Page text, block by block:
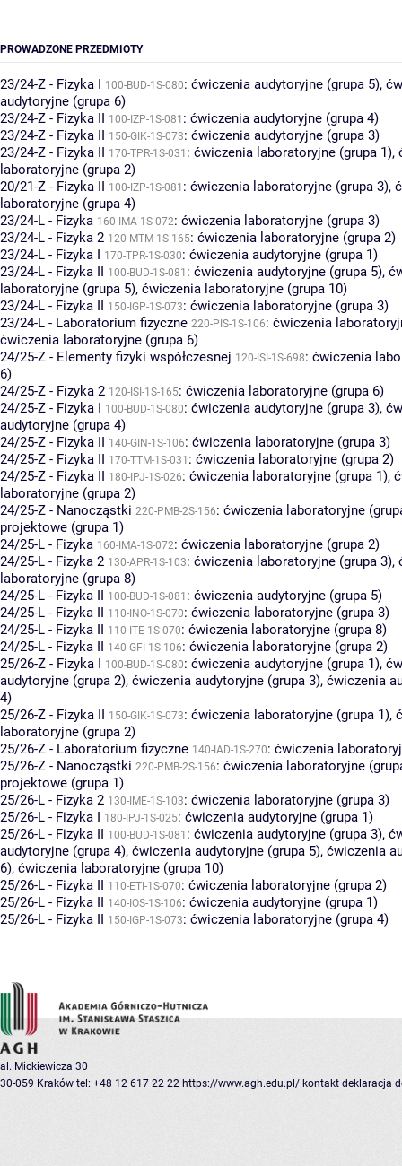
PROWADZONE PRZEDMIOTY
23/24-Z - Fizyka I 100-BUD-1S-080: ćwiczenia audytoryjne (grupa 5),
audytoryjne (grupa 6)
23/24-Z - Fizyka II 100-IZP-1S-081 : ćwiczenia audytoryjne (grupa 4)
23/24-Z - Fizyka II 150-GIK-1S-073: ćwiczenia audytoryjne (grupa 3)
23/24-Z - Fizyka II 170-TPR-1S-031 : ćwiczenia laboratoryjne (grupa 1),
laboratoryjne (grupa 2)
20/21-Z - Fizyka II 100-IZP-1S-081 : ćwiczenia laboratoryjne (grupa 3),
laboratoryjne (grupa 4)
23/24-L - Fizyka 160-IMA-1S-072: ćwiczenia laboratoryjne (grupa 3)
23/24-L - Fizyka 2 120-MTM-1S-165: ćwiczenia laboratoryjne (grupa 2)
23/24-L - Fizyka I 170-TPR-1S-030: ćwiczenia audytoryjne (grupa 1)
23/24-L - Fizyka II 100-BUD-1S-081 : ćwiczenia audytoryjne (grupa 5),
laboratoryjne (grupa 5), ćwiczenia laboratoryjne (grupa 10)
23/24-L - Fizyka II 150-IGP-1S-073: ćwiczenia laboratoryjne (grupa 3)
23/24-L - Laboratorium fizyczne 220-PIS-1S-106: ćwiczenia
ćwiczenia laboratoryjne (grupa 6)
24/25-Z - Elementy fizyki współczesnej 120-ISI-1S-698: ćwiczenia
6)
24/25-Z - Fizyka 2 120-ISI-1S-165: ćwiczenia laboratoryjne (grupa 6)
24/25-Z - Fizyka I 100-BUD-1S-080: ćwiczenia audytoryjne (grupa 3),
audytoryjne (grupa 4)
24/25-Z - Fizyka II 140-GIN-1S-106: ćwiczenia laboratoryjne (grupa 3)
24/25-Z - Fizyka II 170-TTM-1S-031 : ćwiczenia laboratoryjne (grupa 2)
24/25-Z - Fizyka II 180-IPJ-1S-026: ćwiczenia laboratoryjne (grupa 1),
laboratoryjne (grupa 2)
24/25-Z - Nanocząstki 220-PMB-2S-156: ćwiczenia laboratoryjne
projektowe (grupa 1)
24/25-L - Fizyka 160-IMA-1S-072: ćwiczenia laboratoryjne (grupa 2)
24/25-L - Fizyka 2 130-APR-1S-103: ćwiczenia laboratoryjne (grupa 3),
laboratoryjne (grupa 8)
24/25-L - Fizyka II 100-BUD-1S-081 : ćwiczenia audytoryjne (grupa 5)
24/25-L - Fizyka II 110-INO-1S-070: ćwiczenia laboratoryjne (grupa 3)
24/25-L - Fizyka II 110-ITE-1S-070: ćwiczenia laboratoryjne (grupa 8)
24/25-L - Fizyka II 140-GFI-1S-106: ćwiczenia laboratoryjne (grupa 2)
25/26-Z - Fizyka I 100-BUD-1S-080: ćwiczenia audytoryjne (grupa 1),
audytoryjne (grupa 2), ćwiczenia audytoryjne (grupa 3), ćwiczenia
4)
25/26-Z - Fizyka II 150-GIK-1S-073: ćwiczenia laboratoryjne (grupa 1),
laboratoryjne (grupa 2)
25/26-Z - Laboratorium fizyczne 140-IAD-1S-270: ćwiczenia
25/26-Z - Nanocząstki 220-PMB-2S-156: ćwiczenia laboratoryjne
projektowe (grupa 1)
25/26-L - Fizyka 2 130-IME-1S-103: ćwiczenia laboratoryjne (grupa 3)
25/26-L - Fizyka I 180-IPJ-1S-025: ćwiczenia audytoryjne (grupa 1)
25/26-L - Fizyka II 100-BUD-1S-081 : ćwiczenia audytoryjne (grupa 3),
audytoryjne (grupa 4), ćwiczenia audytoryjne (grupa 5), ćwiczenia
6), ćwiczenia laboratoryjne (grupa 10)
25/26-L - Fizyka II 110-ETI-1S-070: ćwiczenia laboratoryjne (grupa 2)
25/26-L - Fizyka II 140-IOS-1S-106: ćwiczenia audytoryjne (grupa 1)
25/26-L - Fizyka II 150-IGP-1S-073: ćwiczenia laboratoryjne (grupa 4)
al. Mickiewicza 30
30-059 Kraków tel: +48 12 617 22 22 https://www.agh.edu.pl/ kontakt deklaracja